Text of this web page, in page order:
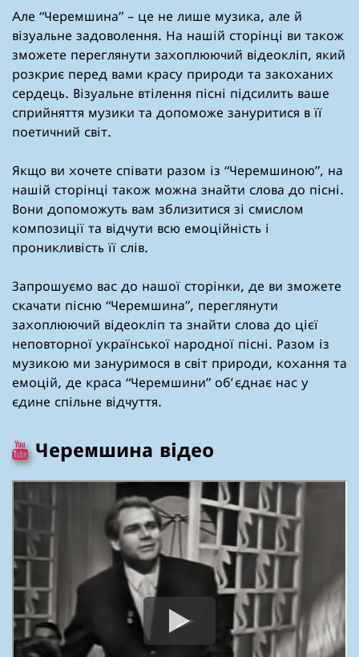
Але “Черемшина” – це не лише музика, але й
візуальне задоволення. На нашій сторінці ви також
зможете переглянути захоплюючий відеокліп, який
розкриє перед вами красу природи та закоханих
сердець. Візуальне втілення пісні підсилить ваше
сприйняття музики та допоможе зануритися в її
поетичний світ.
Якщо ви хочете співати разом із “Черемшиною”, на
нашій сторінці також можна знайти слова до пісні.
Вони допоможуть вам зблизитися зі смислом
композиції та відчути всю емоційність і
проникливість її слів.
Запрошуємо вас до нашої сторінки, де ви зможете
скачати пісню “Черемшина”, переглянути
захоплюючий відеокліп та знайти слова до цієї
неповторної української народної пісні. Разом із
музикою ми зануримося в світ природи, кохання та
емоцій, де краса “Черемшини” об’єднає нас у
єдине спільне відчуття.
Черемшина відео